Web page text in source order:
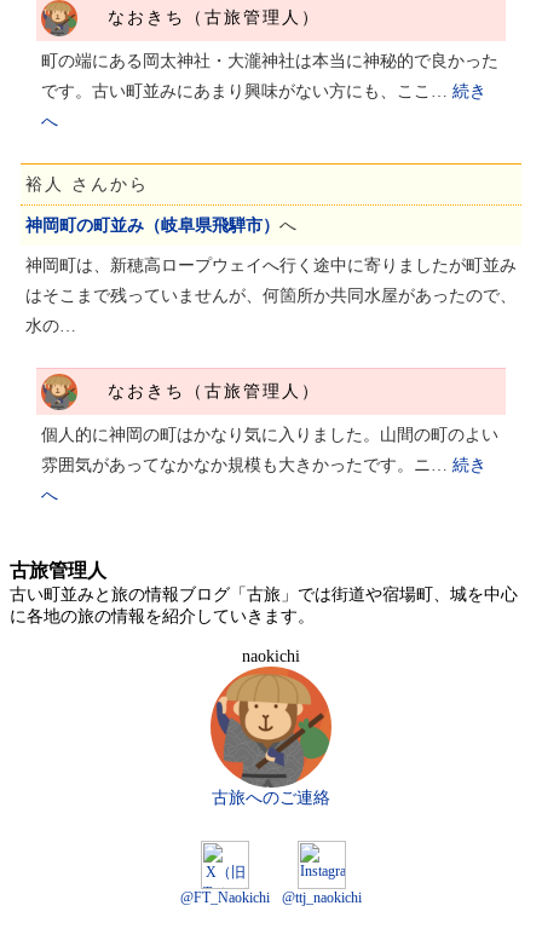
なおきち（古旅管理人）
町の端にある岡太神社・大瀧神社は本当に神秘的で良かった
です。古い町並みにあまり興味がない方にも、ここ… 続き
へ
裕人 さんから
神岡町の町並み（岐阜県飛騨市） へ
神岡町は、新穂高ロープウェイへ行く途中に寄りましたが町並み
はそこまで残っていませんが、何箇所か共同水屋があったので、
水の…
なおきち（古旅管理人）
個人的に神岡の町はかなり気に入りました。山間の町のよい
雰囲気があってなかなか規模も大きかったです。ニ… 続き
へ
古旅管理人
古い町並みと旅の情報ブログ「古旅」では街道や宿場町、城を中心
に各地の旅の情報を紹介していきます。
naokichi
古旅へのご連絡
@FT_Naokichi @ttj_naokichi